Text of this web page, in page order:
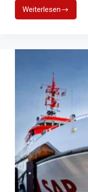
Weiterlesen
Großeinsatz
Stade